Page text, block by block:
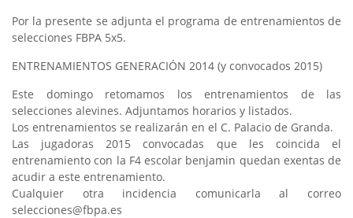
Por la presente se adjunta el programa de entrenamientos de
selecciones FBPA 5x5.
ENTRENAMIENTOS GENERACIÓN 2014 (y convocados 2015)
Este domingo retomamos los entrenamientos de las
selecciones alevines. Adjuntamos horarios y listados.
Los entrenamientos se realizarán en el C. Palacio de Granda.
Las jugadoras 2015 convocadas que les coincida el
entrenamiento con la F4 escolar benjamin quedan exentas de
acudir a este entrenamiento.
Cualquier otra incidencia comunicarla al correo
selecciones@fbpa.es